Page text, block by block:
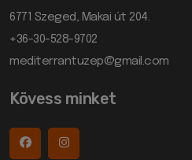
6771 Szeged, Makai út 204.
+36-30-528-9702
mediterrantuzep@gmail.com
Kövess minket